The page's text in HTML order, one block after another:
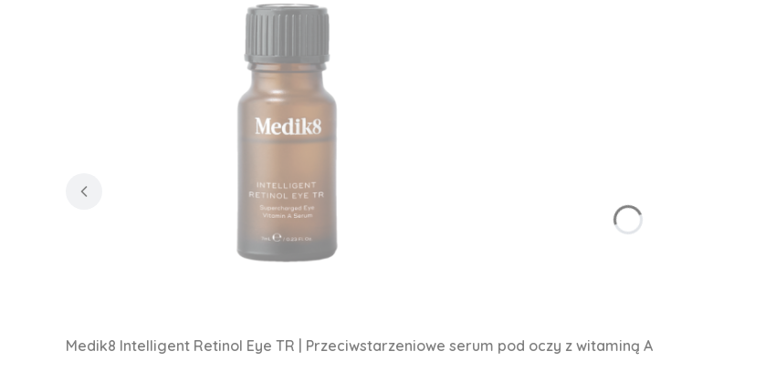
Medik8 Intelligent Retinol Eye TR | Przeciwstarzeniowe serum pod oczy z witaminą A